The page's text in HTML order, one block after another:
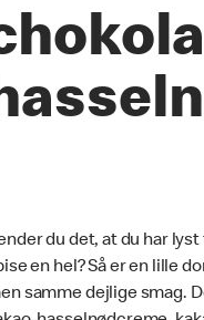
du det, at du har
en hel? Så er en lille
samme dejlige smag.